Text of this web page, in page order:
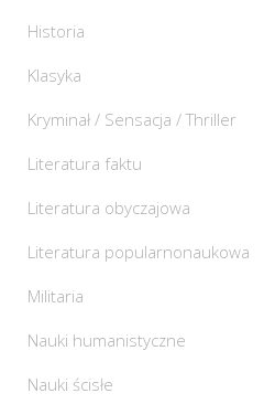
Historia
Klasyka
Kryminał / Sensacja / Thriller
Literatura faktu
Literatura obyczajowa
Literatura popularnonaukowa
Militaria
Nauki humanistyczne
Nauki ścisłe